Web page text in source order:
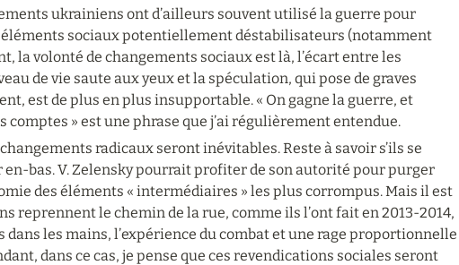
ukrainiens ont d’ailleurs souvent utilisé la guerre pour
sociaux potentiellement déstabilisateurs (notamment
la volonté de changements sociaux est là, l’écart entre les
de vie saute aux yeux et la spéculation, qui pose de graves
est de plus en plus insupportable. « On gagne la guerre, et
comptes » est une phrase que j’ai régulièrement entendue.
radicaux seront inévitables. Reste à savoir s’ils se
bas. V. Zelensky pourrait profiter de son autorité pour purger
des éléments « intermédiaires » les plus corrompus. Mais il est
reprennent le chemin de la rue, comme ils l’ont fait en 2013-2014,
dans les mains, l’expérience du combat et une rage proportionnelle
dans ce cas, je pense que ces revendications sociales seront